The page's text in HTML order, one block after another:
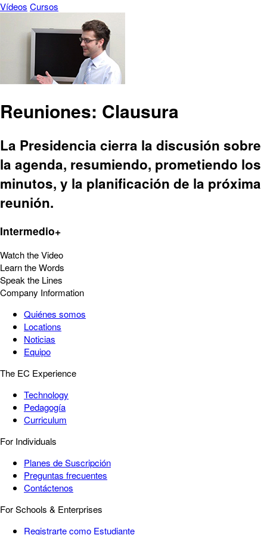
Vídeos Cursos
Reuniones: Clausura
La Presidencia cierra la discusión sobre
la agenda, resumiendo, prometiendo los
minutos, y la planificación de la próxima
reunión.
Intermedio+
Watch the Video
Learn the Words
Speak the Lines
Company Information
Quiénes somos
Locations
Noticias
Equipo
The EC Experience
Technology
Pedagogía
Curriculum
For Individuals
Planes de Suscripción
Preguntas frecuentes
Contáctenos
For Schools & Enterprises
Registrarte como Estudiante